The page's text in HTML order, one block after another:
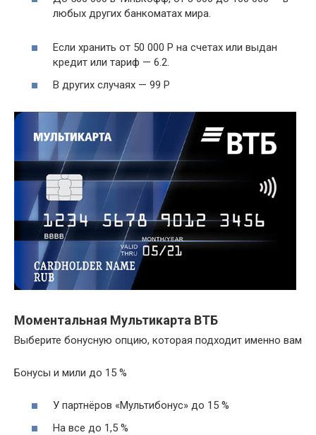
любых других банкоматах мира.
Если хранить от 50 000 Р на счетах или выдан
кредит или тариф — 6.2.
В других случаях — 99 Р
Моментальная Мультикарта ВТБ
Выберите бонусную опцию, которая подходит именно вам
Бонусы и мили до 15 %
У партнёров «Мультибонус» до 15 %
На все до 1,5 %